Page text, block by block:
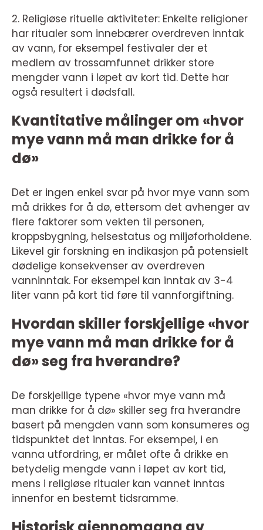
2. Religiøse rituelle aktiviteter: Enkelte religioner
har ritualer som innebærer overdreven inntak
av vann, for eksempel festivaler der et
medlem av trossamfunnet drikker store
mengder vann i løpet av kort tid. Dette har
også resultert i dødsfall.
Kvantitative målinger om «hvor
mye vann må man drikke for å
dø»
Det er ingen enkel svar på hvor mye vann som
må drikkes for å dø, ettersom det avhenger av
flere faktorer som vekten til personen,
kroppsbygning, helsestatus og miljøforholdene.
Likevel gir forskning en indikasjon på potensielt
dødelige konsekvenser av overdreven
vanninntak. For eksempel kan inntak av 3-4
liter vann på kort tid føre til vannforgiftning.
Hvordan skiller forskjellige «hvor
mye vann må man drikke for å
dø» seg fra hverandre?
De forskjellige typene «hvor mye vann må
man drikke for å dø» skiller seg fra hverandre
basert på mengden vann som konsumeres og
tidspunktet det inntas. For eksempel, i en
vanna utfordring, er målet ofte å drikke en
betydelig mengde vann i løpet av kort tid,
mens i religiøse ritualer kan vannet inntas
innenfor en bestemt tidsramme.